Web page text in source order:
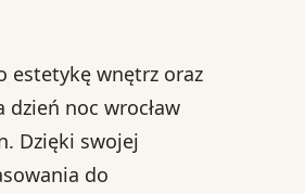
estetykę wnętrz oraz
noc wrocław
Dzięki swojej
do